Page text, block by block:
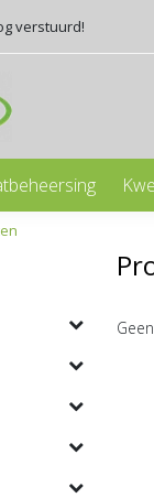
verstuurd!